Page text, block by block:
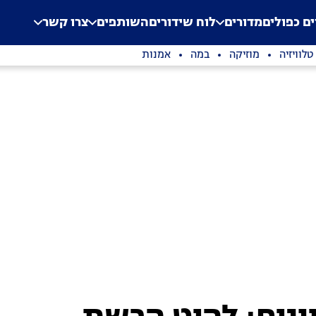
Application error: a
. כפוליםמדורים לוח שידוריםהשותפים צרו קשר
טלוויזיה מוזיקה במה אמנות